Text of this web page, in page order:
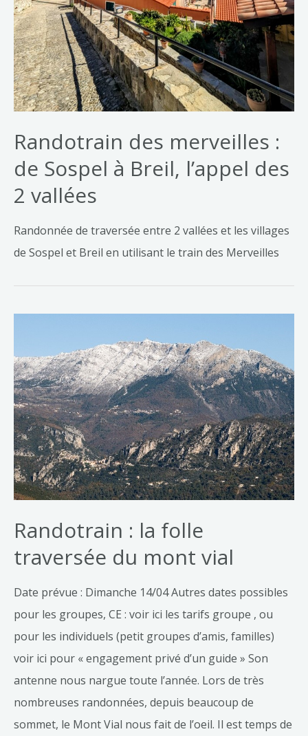
Randotrain des merveilles :
de Sospel à Breil, l’appel des
2 vallées
Randonnée de traversée entre 2 vallées et les villages
de Sospel et Breil en utilisant le train des Merveilles
Randotrain : la folle
traversée du mont vial
Date prévue : Dimanche 14/04 Autres dates possibles
pour les groupes, CE : voir ici les tarifs groupe , ou
pour les individuels (petit groupes d’amis, familles)
voir ici pour « engagement privé d’un guide » Son
antenne nous nargue toute l’année. Lors de très
nombreuses randonnées, depuis beaucoup de
sommet, le Mont Vial nous fait de l’oeil. Il est temps de